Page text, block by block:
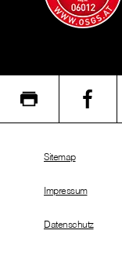
Sitemap
Impressum
Datenschutz